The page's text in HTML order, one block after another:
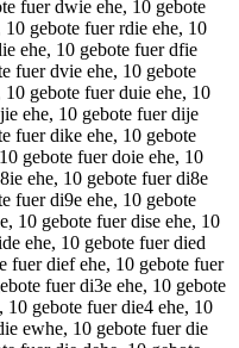
fuer dwie ehe, 10 gebote
gebote fuer rdie ehe, 10
ehe, 10 gebote fuer dfie
fuer dvie ehe, 10 gebote
gebote fuer duie ehe, 10
ehe, 10 gebote fuer dije
fuer dike ehe, 10 gebote
gebote fuer doie ehe, 10
ehe, 10 gebote fuer di8e
fuer di9e ehe, 10 gebote
10 gebote fuer dise ehe, 10
ehe, 10 gebote fuer died
fuer dief ehe, 10 gebote fuer
fuer di3e ehe, 10 gebote
10 gebote fuer die4 ehe, 10
ewhe, 10 gebote fuer die